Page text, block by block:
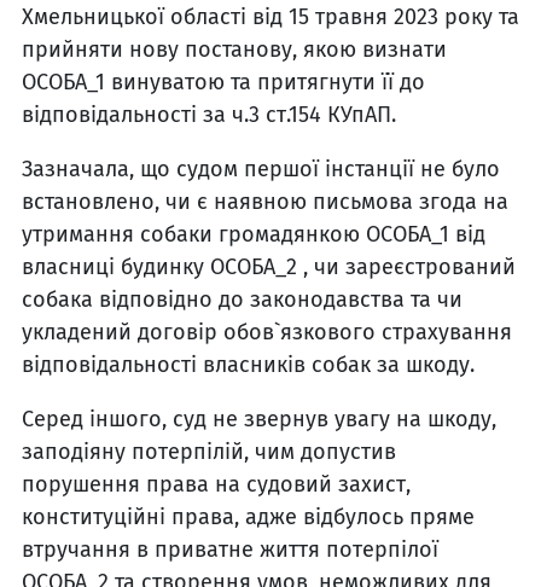
Хмельницької області від 15 травня 2023 року та
прийняти нову постанову, якою визнати
ОСОБА_1 винуватою та притягнути її до
відповідальності за ч.3 ст.154 КУпАП.
Зазначала, що судом першої інстанції не було
встановлено, чи є наявною письмова згода на
утримання собаки громадянкою ОСОБА_1 від
власниці будинку ОСОБА_2 , чи зареєстрований
собака відповідно до законодавства та чи
укладений договір обов`язкового страхування
відповідальності власників собак за шкоду.
Серед іншого, суд не звернув увагу на шкоду,
заподіяну потерпілій, чим допустив
порушення права на судовий захист,
конституційні права, адже відбулось пряме
втручання в приватне життя потерпілої